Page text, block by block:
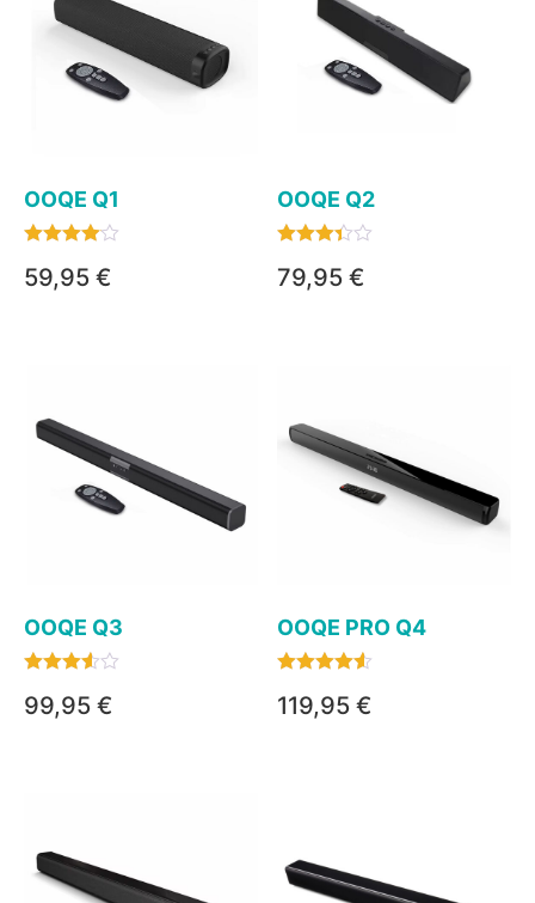
OOQE Q1
Bewertet
mit
59,95 €
OOQE Q2
Bewertet
mit
79,95€
OOQE Q3
Bewertet
mit
99,95 €
OOQE PRO Q4
Bewertet
mit
119,95€